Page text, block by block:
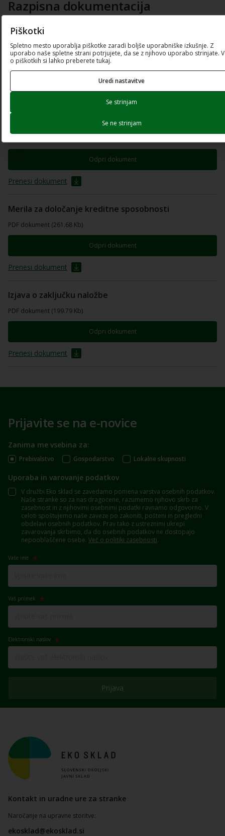
Razpisna dokumentacija
Besedilo javnega poziva
PDF dokument (560.41 Kb)
Odpri dokument
Prenesi dokument
Navodila za ugotavljanje kreditne sposobnosti
Odpri dokument
Prenesi dokument
Merila za določanje kreditne sposobnosti
PDF dokument (261.68 Kb)
Odpri dokument
Prenesi dokument
Izjava o zaključku naložbe
PDF dokument (199.79 Kb)
Odpri dokument
Prenesi dokument
Prijavite se na e-novice
Zanima me vsebina za:
Prebivalstvo Gospodarstvo Lokalne skupnosti
Uporaba in varovanje podatkov
V družbi Eko sklad se zavedamo pomena varstva osebnih podatkov.
Naše stranke so za nas dragocene, razumemo njihovo skrb za
zasebnost in z njihovimi osebnimi podatki ravnamo odgovorno. V
celoti spoštujemo naše zaveze po zakoniti, pošteni in pregledni
obdelavi osebnih podatkov. Prav tako z ustreznimi ukrepi
zavarovanja skrbimo, da do osebnih podatkov ne dostopajo
nepooblaščene osebe. Več o politiki zasebnosti.
Vaše ime
Vaš priimek
Elektronski naslov
Prijava
Kontakt in uradne ure za stranke
Naročanje na upravne storitve:
ekosklad@ekosklad.si
Piškotki
Spletno mesto uporablja piškotke zaradi boljše uporabniške izkušnje. Z
uporabo naše spletne strani potrjujete, da se z njihovo uporabo strinjate.
o piškotkih si lahko preberete tukaj.
Uredi nastavitve
Se strinjam
Se ne strinjam